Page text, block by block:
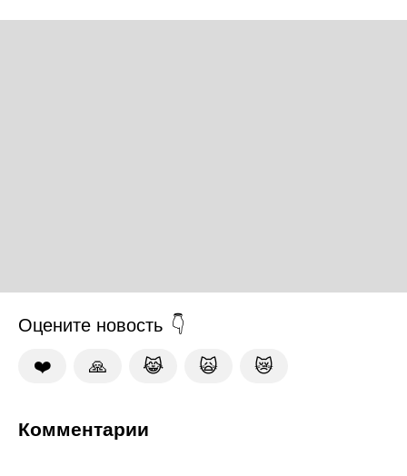
Оцените новость
❤️ 🙏 😹 🙀 😿
Комментарии